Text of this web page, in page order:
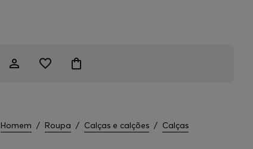
Homem / Roupa / Calças e calções / Calças